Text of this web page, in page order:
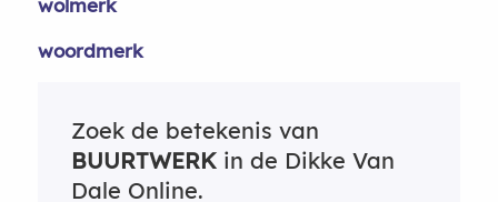
wolmerk
woordmerk
Zoek de betekenis van
BUURTWERKin de Dikke Van
Dale Online.